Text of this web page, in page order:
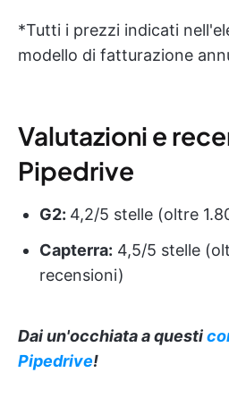
*Tutti i prezzi indicati
modello di fatturazione
Valutazioni e
Pipedrive
G2: 4,2/5 stelle (oltre
Capterra: 4,5/5 stelle
recensioni)
Dai un'occhiata a questi
Pipedrive!